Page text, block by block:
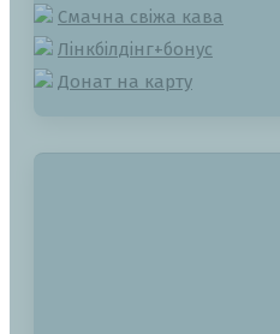
Смачна свіжа кава
Лінкбілдінг+бонус
Донат на карту